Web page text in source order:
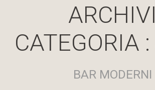
ARCHIVI
CATEGORIA :
BAR MODERNI